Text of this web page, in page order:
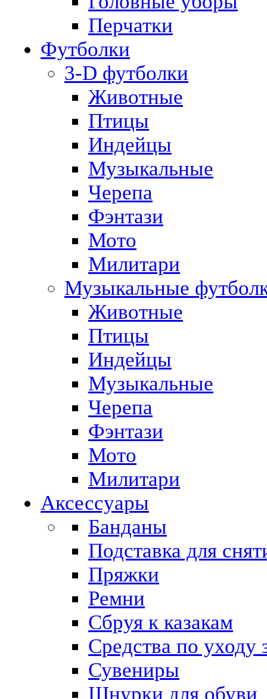
Перчатки
Футболки
3-D футболки
Животные
Птицы
Индейцы
Музыкальные
Черепа
Фэнтази
Мото
Милитари
Музыкальные
Животные
Птицы
Индейцы
Музыкальные
Черепа
Фэнтази
Мото
Милитари
Аксессуары
Банданы
Подставка для
Пряжки
Ремни
Сбруя к казакам
Средства по уходу
Сувениры
Шнурки для обуви